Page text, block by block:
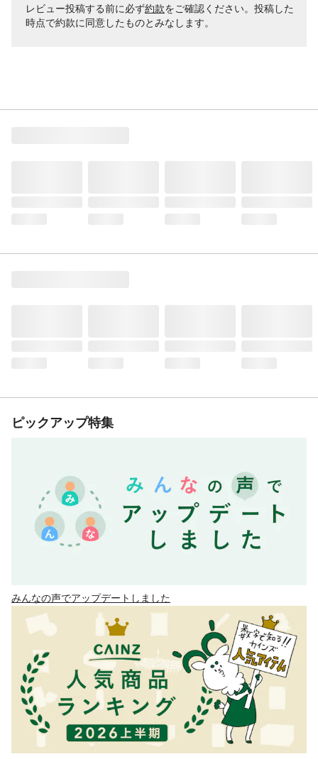
レビュー投稿する前に必ず約款をご確認ください。投稿した
時点で約款に同意したものとみなします。
ピックアップ特集
みんなの声でアップデートしました